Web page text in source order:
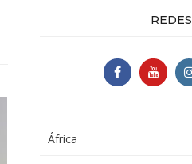
REDES
África